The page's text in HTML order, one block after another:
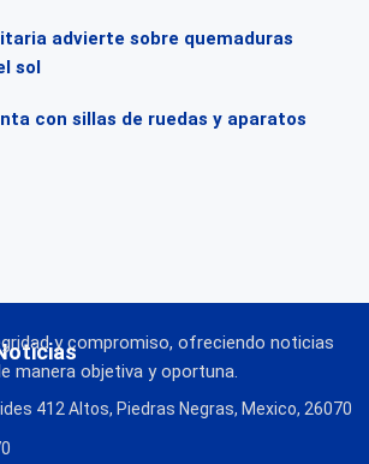
advierte sobre quemaduras
sol
con sillas de ruedas y aparatos
y compromiso, ofreciendo noticias
manera objetiva y oportuna.
412 Altos, Piedras Negras, Mexico, 26070